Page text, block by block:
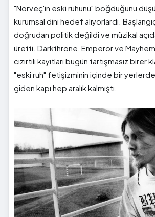
"Norveç'in eski ruhunu" boğduğunu
kurumsal dini hedef alıyorlardı.
doğrudan politik değildi ve müzikal
üretti. Darkthrone, Emperor ve
cızırtılı kayıtları bugün tartışmasız birer
"eski ruh" fetişizminin içinde bir
giden kapı hep aralık kalmıştı.